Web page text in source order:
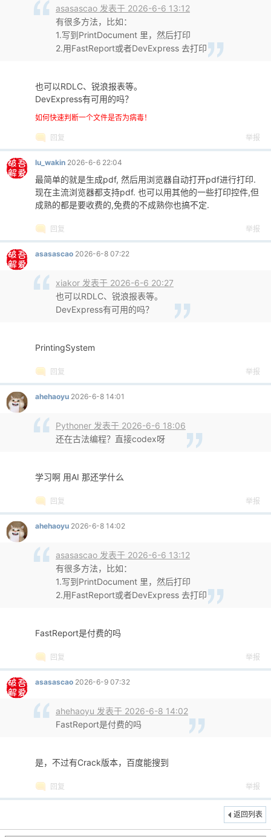
asasascao 发表于 2026-6-6 13:12
有很多方法，比如：
1.写到PrintDocument 里，然后打印
2.用FastReport或者DevExpress 去打印
也可以RDLC、锐浪报表等。
DevExpress有可用的吗？
如何快速判断一个文件是否为病毒！
回复 举报
lu_wakin 2026-6-6 22:04
最简单的就是生成pdf, 然后用浏览器自动打开pdf进行打印.
现在主流浏览器都支持pdf. 也可以用其他的一些打印控件,但
成熟的都是要收费的,免费的不成熟你也搞不定.
回复 举报
asasascao 2026-6-8 07:22
xiakor 发表于 2026-6-6 20:27
也可以RDLC、锐浪报表等。
DevExpress有可用的吗？
PrintingSystem
回复 举报
ahehaoyu 2026-6-8 14:01
Pythoner 发表于 2026-6-6 18:06
还在古法编程？直接codex呀
学习啊 用AI 那还学什么
回复 举报
ahehaoyu 2026-6-8 14:02
asasascao 发表于 2026-6-6 13:12
有很多方法，比如：
1.写到PrintDocument 里，然后打印
2.用FastReport或者DevExpress 去打印
FastReport是付费的吗
回复 举报
asasascao 2026-6-9 07:32
ahehaoyu 发表于 2026-6-8 14:02
FastReport是付费的吗
是，不过有Crack版本，百度能搜到
回复 举报
返回列表